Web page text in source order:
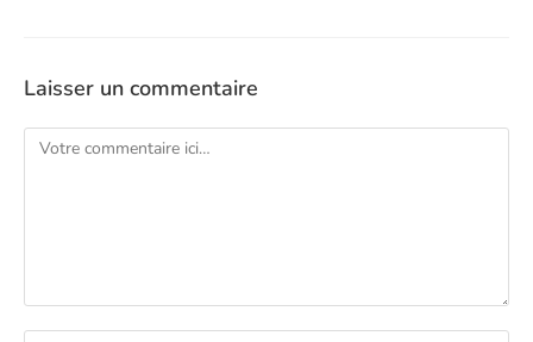
Laisser un commentaire